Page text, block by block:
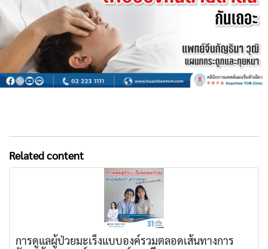
Related content
การดูแลผู้ป่วยมะเร็งแบบองค์รวมตลอดเส้นทางการ